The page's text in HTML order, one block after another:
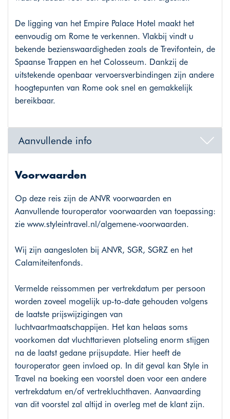
De ligging van het Empire Palace Hotel maakt het
eenvoudig om Rome te verkennen. Vlakbij vindt u
bekende bezienswaardigheden zoals de Trevifontein, de
Spaanse Trappen en het Colosseum. Dankzij de
uitstekende openbaar vervoersverbindingen zijn andere
hoogtepunten van Rome ook snel en gemakkelijk
bereikbaar.
Aanvullende info
Voorwaarden
Op deze reis zijn de ANVR voorwaarden en
Aanvullende touroperator voorwaarden van toepassing:
zie www.styleintravel.nl/algemene-voorwaarden.
Wij zijn aangesloten bij ANVR, SGR, SGRZ en het
Calamiteitenfonds.
Vermelde reissommen per vertrekdatum per persoon
worden zoveel mogelijk up-to-date gehouden volgens
de laatste prijswijzigingen van
luchtvaartmaatschappijen. Het kan helaas soms
voorkomen dat vluchttarieven plotseling enorm stijgen
na de laatst gedane prijsupdate. Hier heeft de
touroperator geen invloed op. In dit geval kan Style in
Travel na boeking een voorstel doen voor een andere
vertrekdatum en/of vertrekluchthaven. Aanvaarding
van dit voorstel zal altijd in overleg met de klant zijn.